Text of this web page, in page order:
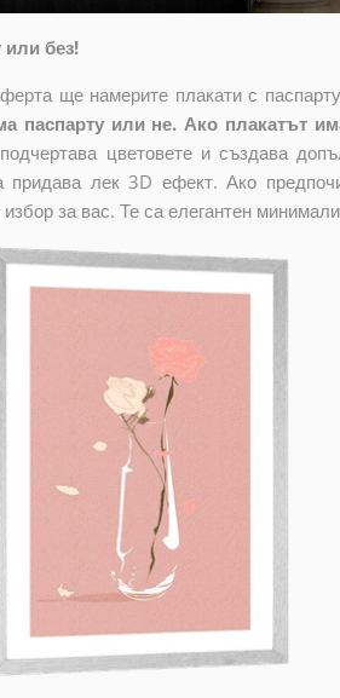
или без!
ще намерите плакати с
паспарту или не. Ако плакатът
цветовете и създава
придава лек 3D ефект. Ако
за вас. Те са елегантен